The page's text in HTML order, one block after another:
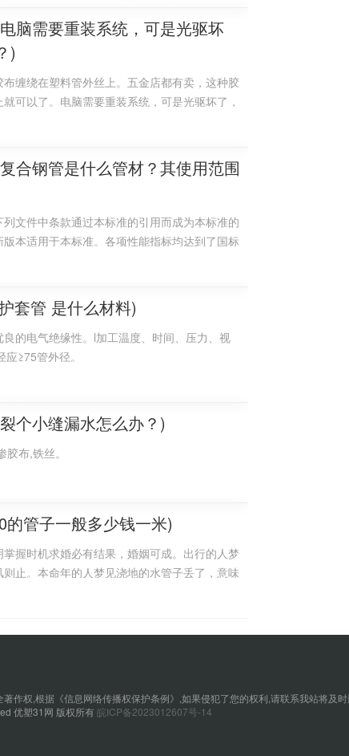
燃烧时会熔融，有液体滴落，无黑烟冒出，
定的韧性。表面硬度，拉伸强度，刚性等机
PP，易应力开裂，表面硬度低，易刮伤。难
日用品及外壳，非承载荷构件，胶箱，周转
5－gsl罐，消费国内生产的HDPE的1/5。注
的较高流动性品级。用途包括日用品和食品
小型发动机燃料箱和90－gal垃圾罐。
大。注塑时，一般使用温度为180℃-
质量，可用60℃温度烘干1hr，以排出浮水；
相对较大；制品易带静电，表面易吸埃。收
脑需要重装系统，可是光驱坏
)
缠绕在塑料管外丝上。五金店都有卖，这种胶
可以了。电脑需要重装系统，可是光驱坏了，
键重装系统好用。。。
合钢管是什么管材？其使用范围
文件中条款通过本标准的引用而成为本标准的
本适用于本标准。各项性能指标均达到了国标
。
套管 是什么材料)
的电气绝缘性。l加工温度、时间、压力、视
≥75管外径。
个小缝漏水怎么办？)
布,铁丝。
管子一般多少钱一米)
握时机求婚必有结果，婚姻可成。出行的人梦
止。本命年的人梦见浇地的水管子丢了，意味
可得利。6分的管子约50米长，1寸的管子约
权,根据《信息网络传播权保护条例》,如果侵犯了您的权利,请联系我站将及时
优塑31网 版权所有皖ICP备2023012607号-14